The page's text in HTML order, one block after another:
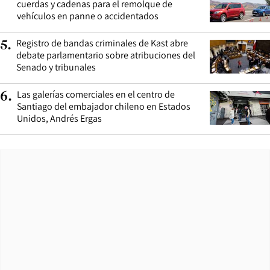
cuerdas y cadenas para el remolque de
vehículos en panne o accidentados
5. Registro de bandas criminales de Kast abre
debate parlamentario sobre atribuciones del
Senado y tribunales
6. Las galerías comerciales en el centro de
Santiago del embajador chileno en Estados
Unidos, Andrés Ergas